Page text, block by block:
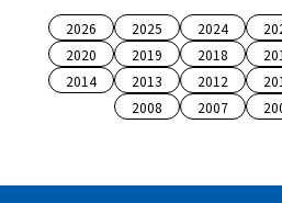
2026 2025 2024
2020
2019 2018
2014
2013 2012
2008
2007